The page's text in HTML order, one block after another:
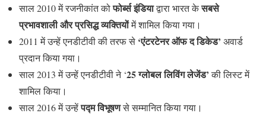
साल 2010 में रजनीकांत कोफोर्ब्स इंडियाद्वारा भारत केसबसे
प्रभावशाली और प्रसिद्ध व्यक्तियोंमें शामिल किया गया।
2011 में उन्हें एनडीटीवी की तरफ से ‘एंटरटेनर ऑफ द डिकेड’ अवार्ड
प्रदान किया गया।
साल 2013 में उन्हें एनडीटीवी ने ‘25 ग्लोबल लिविंग लेजेंड’की लिस्ट में
शामिल किया।
साल 2016 में उन्हेंपद्म विभूषणसे सम्मानित किया गया।